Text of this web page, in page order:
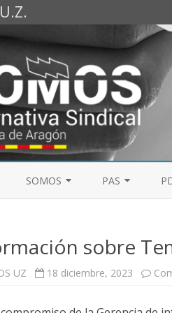
SOMOS
REPRESENTANTES SOMOS PDI
PAS
MESA DE PAS
sobre
UZ 18 diciembre, 2023